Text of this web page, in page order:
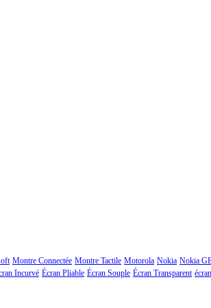
Montre Connectée Montre Tactile Motorola Nokia Nokia
Incurvé Écran Pliable Écran Souple Écran Transparent